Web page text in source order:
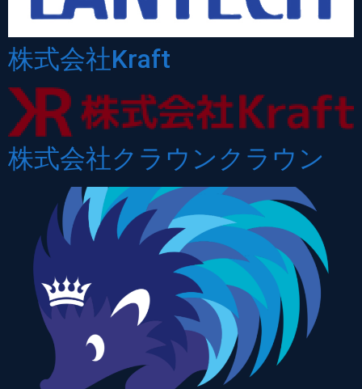
株式会社Kraft
株式会社クラウンクラウン